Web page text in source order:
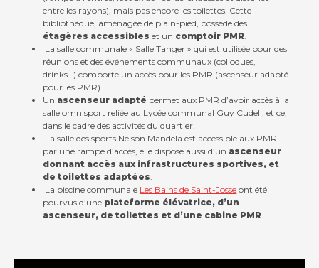
entre les rayons), mais pas encore les toilettes. Cette
bibliothèque, aménagée de plain-pied, possède des
étagères accessibles et un comptoir PMR
La salle communale « Salle Tanger » qui est utilisée pour des
réunions et des événements communaux (colloques,
drinks…) comporte un accès pour les PMR (ascenseur adapté
pour les PMR).
Un ascenseur adapté permet aux PMR d’avoir accès à la
salle omnisport reliée au Lycée communal Guy Cudell, et ce,
dans le cadre des activités du quartier.
La salle des sports Nelson Mandela est accessible aux PMR
par une rampe d’accès, elle dispose aussi d’un ascenseur
donnant accès aux infrastructures sportives, et
de toilettes adaptées
La piscine communale Les Bains de Saint-Josse ont été
pourvus d’une plateforme élévatrice, d’un
ascenseur, de toilettes et d’une cabine PMR